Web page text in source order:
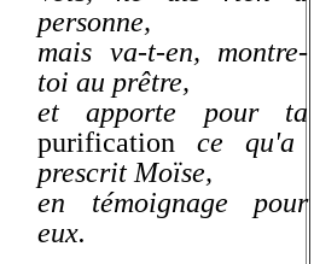
personne,
mais va-t-en, montre-
toi au prêtre,
et apporte pour ta
purification ce qu'a
prescrit Moïse,
en témoignage pour
eux.